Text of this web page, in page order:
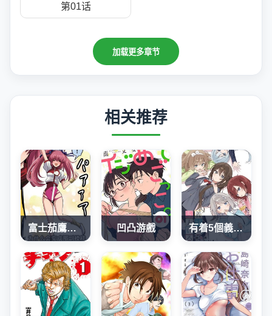
第01话
加载更多章节
相关推荐
富士茄鷹老師的推特短篇 凹凸游戲 有着5個義妹的我